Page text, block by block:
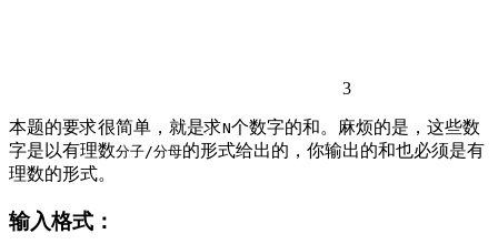
3
本题的要求很简单，就是求N个数字的和。麻烦的是，这些数
字是以有理数分子/分母的形式给出的，你输出的和也必须是有
理数的形式。
输入格式：